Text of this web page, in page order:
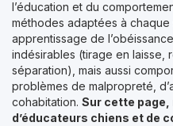
l’éducation et du
méthodes adaptées à chaque
apprentissage de
indésirables (tirage en laisse,
séparation), mais aussi
problèmes de malpropreté,
cohabitation. Sur cette
d’éducateurs chiens et de